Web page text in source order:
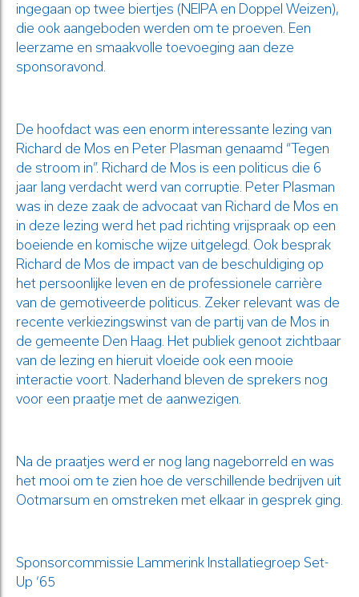
ingegaan op twee biertjes (NEIPA en Doppel Weizen),
die ook aangeboden werden om te proeven. Een
leerzame en smaakvolle toevoeging aan deze
sponsoravond.
De hoofdact was een enorm interessante lezing van
Richard de Mos en Peter Plasman genaamd “Tegen
de stroom in”. Richard de Mos is een politicus die 6
jaar lang verdacht werd van corruptie. Peter Plasman
was in deze zaak de advocaat van Richard de Mos en
in deze lezing werd het pad richting vrijspraak op een
boeiende en komische wijze uitgelegd. Ook besprak
Richard de Mos de impact van de beschuldiging op
het persoonlijke leven en de professionele carrière
van de gemotiveerde politicus. Zeker relevant was de
recente verkiezingswinst van de partij van de Mos in
de gemeente Den Haag. Het publiek genoot zichtbaar
van de lezing en hieruit vloeide ook een mooie
interactie voort. Naderhand bleven de sprekers nog
voor een praatje met de aanwezigen.
Na de praatjes werd er nog lang nageborreld en was
het mooi om te zien hoe de verschillende bedrijven uit
Ootmarsum en omstreken met elkaar in gesprek ging.
Sponsorcommissie Lammerink Installatiegroep Set-
Up ‘65